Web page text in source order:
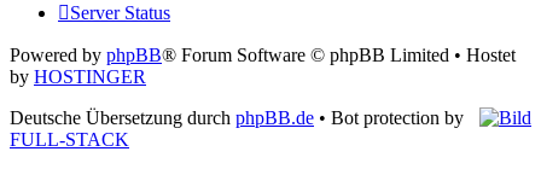
Server Status
Powered by phpBB® Forum Software © phpBB Limited • Hostet
by HOSTINGER
Deutsche Übersetzung durch phpBB.de • Bot protection by
FULL-STACK